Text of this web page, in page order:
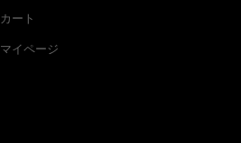
カート
マイページ